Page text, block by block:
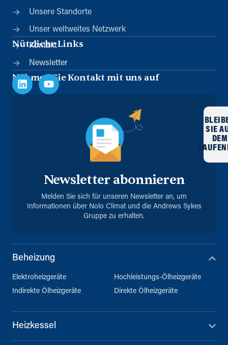
Unsere Standorte
Unser weltweites Netzwerk
Nützliche Links
Kontakt
Newsletter
Nehmen Sie Kontakt mit uns auf
Newsletter abonnieren
Melden Sie sich für unseren Newsletter an, um
Informationen über Nolo Climat und die Andrews Sykes
Gruppe zu erhalten.
SIE
DEM
Beheizung
Elektroheizgeräte
Indirekte Ölheizgeräte
Hochleistungs-Ölheizgeräte
Direkte Ölheizgeräte
Heizkessel